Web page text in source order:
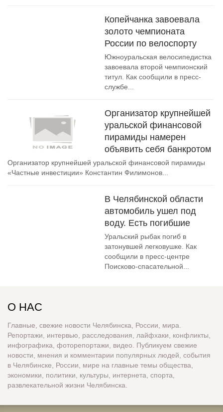
Копейчанка завоевала
золото чемпионата
России по велоспорту
Южноуральская велосипедистка
завоевала второй чемпионский
титул. Как сообщили в пресс-
службе...
Организатор крупнейшей
уральской финансовой
пирамиды намерен
объявить себя банкротом
Организатор крупнейшей уральской финансовой пирамиды
«Частные инвестиции» Константин Филимонов...
В Челябинской области
автомобиль ушел под
воду. Есть погибшие
Уральский рыбак погиб в
затонувшей легковушке. Как
сообщили в пресс-центре
Поисково-спасательной...
О НАС
Главные, свежие новости Челябинска, России, мира.
Репортажи, интервью, расследования, лайфхаки, конфликты,
инфографика, фоторепортажи, видео. Публикуем свежие
новости, мнения и комментарии популярных людей, события
в Челябинске, России, мире на главные темы общества,
экономики, политики, культуры, интернета, спорта,
развлекательной жизни Челябинска.